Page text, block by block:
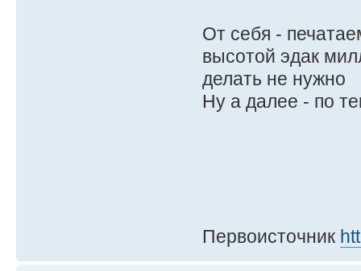
От себя -
высотой эдак
делать не нужно
Ну а далее - по
Первоисточник